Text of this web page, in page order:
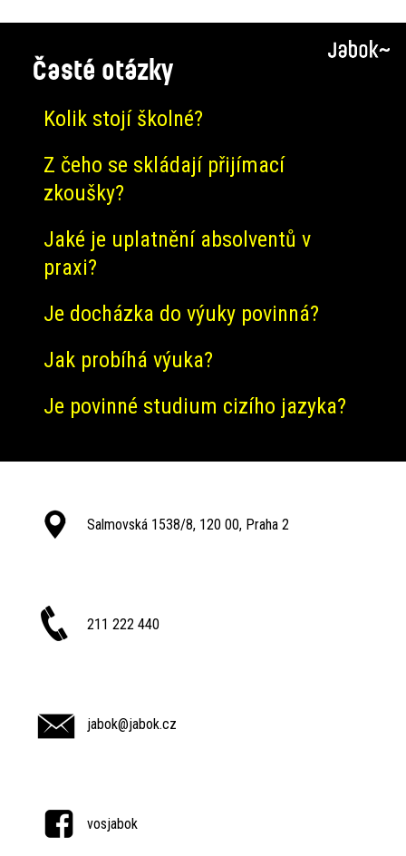
Časté otázky
Kolik stojí školné?
Z čeho se skládají přijímací
zkoušky?
Jaké je uplatnění absolventů v
praxi?
Je docházka do výuky povinná?
Jak probíhá výuka?
Je povinné studium cizího jazyka?
Salmovská 1538/8, 120 00, Praha 2
211 222 440
jabok@jabok.cz
vosjabok